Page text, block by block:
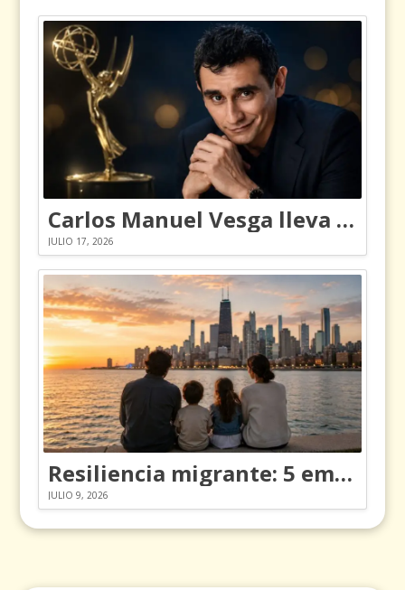
Carlos Manuel Vesga lleva el nombre de Colombia a los Emmy
JULIO 17, 2026
Resiliencia migrante: 5 emociones y cómo gestionarlas
JULIO 9, 2026